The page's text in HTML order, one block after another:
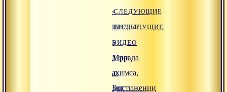
«
ПРЕДЫДУЩИЕ
ВИДЕО
Мир,
ахимса,
Бог
СЛЕДУЮЩИЕ
ВИДЕО
»
Правда
о
достижении